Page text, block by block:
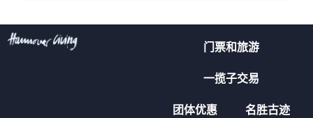
门票和旅游
一揽子交易
团体优惠 名胜古迹